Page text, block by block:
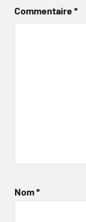
Commentaire*
Nom*